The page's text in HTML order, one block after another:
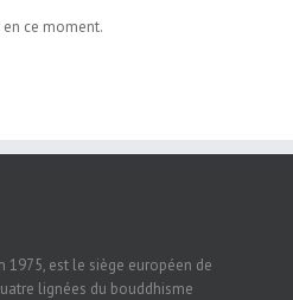
ce moment.
1975, est le siège européen de
lignées du bouddhisme